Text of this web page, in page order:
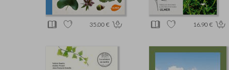
35.00 € 16.90 €